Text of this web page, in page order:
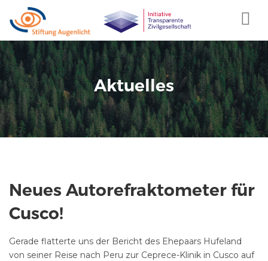
JETZT SPENDEN
HOME
AKTUELLES
PROJEKTE
STORIES
DAS STIFTUNGS-TEAM
IMPRESSUM
TRANSPARENZ
Aktuelles
Neues Autorefraktometer für
Cusco!
Gerade flatterte uns der Bericht des Ehepaars Hufeland
von seiner Reise nach Peru zur Ceprece-Klinik in Cusco auf